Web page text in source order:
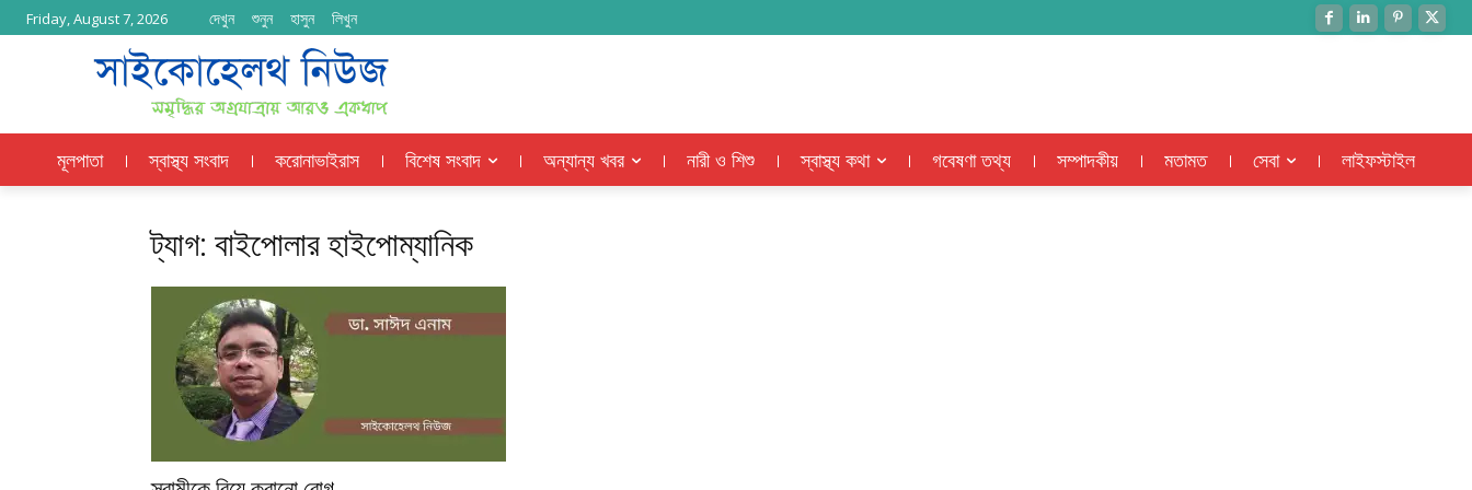
Friday, August 7, 2026 দেখুন শুনুন হাসুন লিখুন
মূলপাতা স্বাস্থ্য সংবাদ করোনাভাইরাস বিশেষ সংবাদ অন্যান্য খবর নারী ও শিশু স্বাস্থ্য কথা গবেষণা তথ্য সম্পাদকীয় মতামত সেবা লাইফস্টাইল
ট্যাগ: বাইপোলার হাইপোম্যানিক